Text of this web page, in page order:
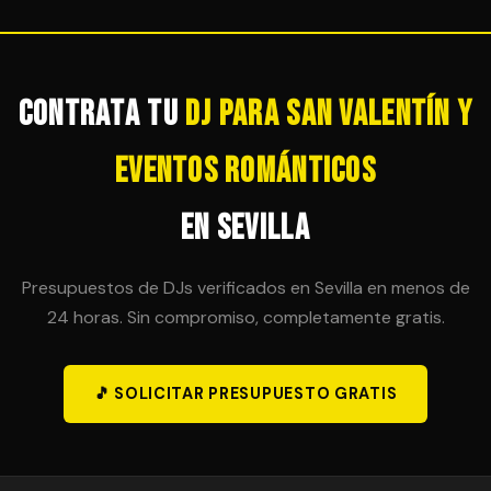
de última hora.
Contrata tu DJ para San Valentín y
Eventos Románticos
en Sevilla
Presupuestos de DJs verificados en Sevilla en menos de
24 horas. Sin compromiso, completamente gratis.
🎵 SOLICITAR PRESUPUESTO GRATIS